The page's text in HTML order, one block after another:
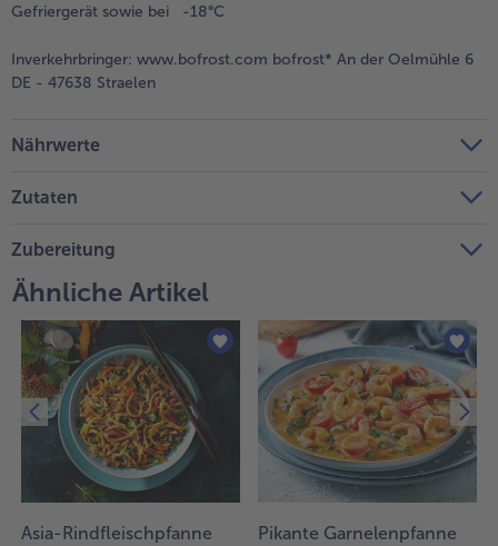
Gefriergerät sowie bei -18°C
Inverkehrbringer: www.bofrost.com bofrost* An der Oelmühle 6
DE - 47638 Straelen
Nährwerte
Zutaten
Zubereitung
Ähnliche Artikel
Asia-Rindfleischpfanne Pikante Garnelenpfanne